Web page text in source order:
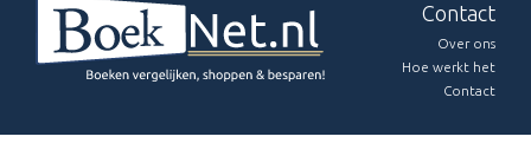
Contact
Over ons
Hoe werkt het
Contact